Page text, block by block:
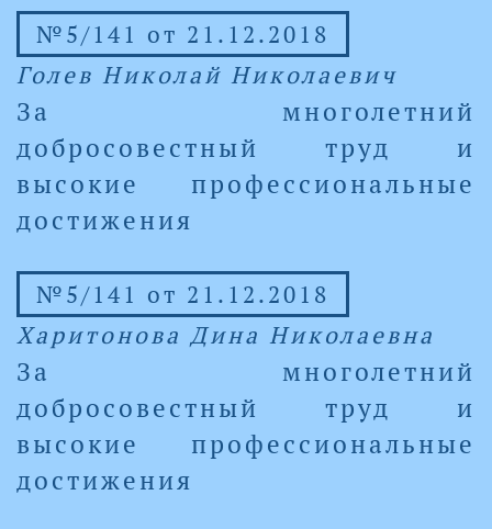
№5/141 от 21.12.2018
Голев Николай Николаевич
За многолетний
добросовестный труд и
высокие профессиональные
достижения
№5/141 от 21.12.2018
Харитонова Дина Николаевна
За многолетний
добросовестный труд и
высокие профессиональные
достижения